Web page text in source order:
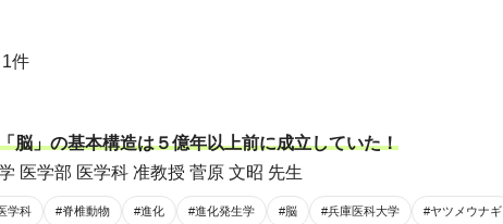
件
脳」の基本構造は５億年以上前に成立していた！
医学部 医学科 准教授 菅原 文昭 先生
学科 #脊椎動物 #進化 #進化発生学 #脳 #兵庫医科大学 #ヤツメウナギ